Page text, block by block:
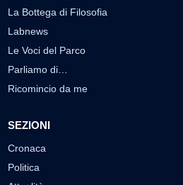
La Bottega di Filosofia
Labnews
Le Voci del Parco
Parliamo di…
Ricomincio da me
SEZIONI
Cronaca
Politica